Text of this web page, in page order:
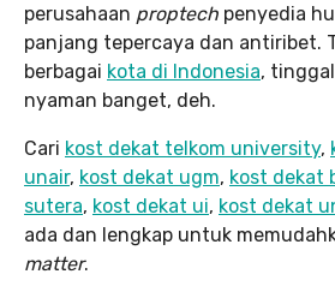
perusahaan proptech penyedia
panjang tepercaya dan antiribet.
berbagai kota di Indonesia,
nyaman banget, deh.
Cari kost dekat telkom university,
unair, kost dekat ugm, kost dekat
sutera, kost dekat ui, kost dekat
ada dan lengkap untuk
matter.